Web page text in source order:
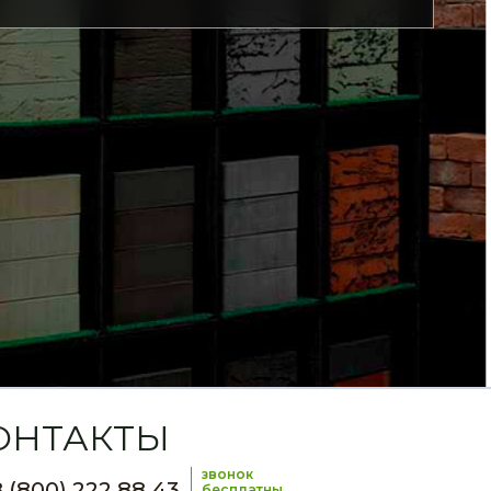
звонок